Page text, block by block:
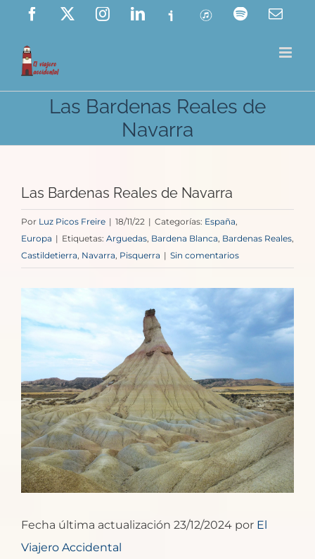
Saltar
contenido
Facebook InstagramLinkedIn
Ivoox ITunes Spotify
Las Bardenas Reales de
Navarra
Las Bardenas Reales de Navarra
Por Luz Picos Freire | 18/11/22 | Categorías: España
Europa | Etiquetas: Arguedas Bardena Blanca Bardenas Reales
Castildetierra Navarra Pisquerra | Sin comentarios
imagen
más
Fecha última actualización 23/12/2024 por El
Viajero Accidental